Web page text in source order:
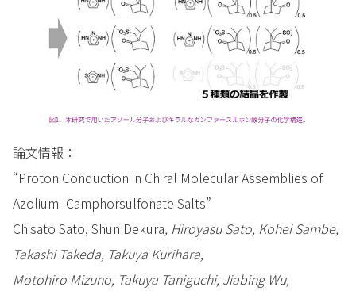
論文情報：
“Proton Conduction in Chiral Molecular Assemblies of
Azolium- Camphorsulfonate Salts”
Chisato Sato, Shun Dekura, Hiroyasu Sato, Kohei Sambe,
Takashi Takeda, Takuya Kurihara,
Motohiro Mizuno, Takuya Taniguchi, Jiabing Wu,